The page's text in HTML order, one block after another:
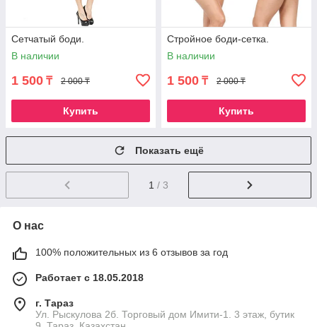
Сетчатый боди.
В наличии
1 500 ₸ 2 000 ₸
Купить
Стройное боди-сетка.
В наличии
1 500 ₸ 2 000 ₸
Купить
Показать ещё
1 / 3
О нас
100% положительных из 6 отзывов за год
Работает с 18.05.2018
г. Тараз
Ул. Рыскулова 2б. Торговый дом Имити-1. 3 этаж, бутик